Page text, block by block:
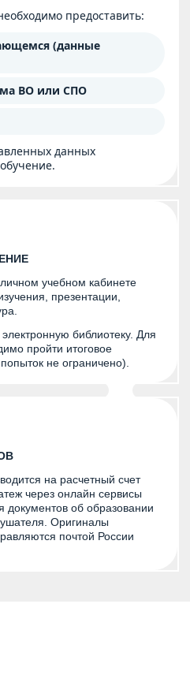
предоставить:
(данные
ВО или СПО
данных
учебном кабинете
презентации,
библиотеку. Для
пройти итоговое
не ограничено).
на расчетный счет
через онлайн сервисы
документов об образовании
Оригиналы
почтой России